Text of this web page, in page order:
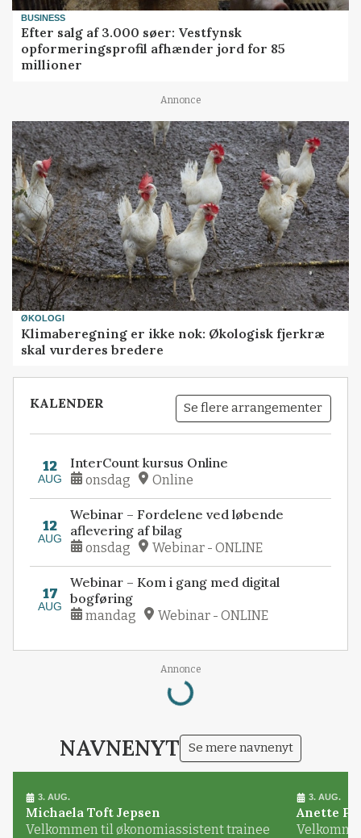
BUSINESS
Efter salg af 3.000 søer: Vestfynsk
opformeringsprofil afhænder jord for 85
millioner
Annonce
ØKOLOGI
Klimaberegning er ikke nok: Økologisk fjerkræ
skal vurderes bredere
KALENDER Se flere arrangementer
12
AUG
InterCount kursus Online
onsdag Online
12
AUG
Webinar – Fordelene ved løbende
aflevering af bilag
onsdag Webinar - ONLINE
17
AUG
Webinar – Kom i gang med digital
bogføring
mandag Webinar - ONLINE
Annonce
Loading...
NAVNENYT Se mere navnenyt
3. AUG.
Michaela Toft Jepsen
Velkommen til økonomiassistent trainee
3. AUG.
Anette